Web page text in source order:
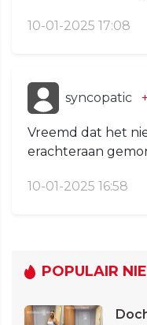
10-01-2025 17:08
syncopatic
Vreemd dat het
erachteraan
10-01-2025 16:58
POPULAIR